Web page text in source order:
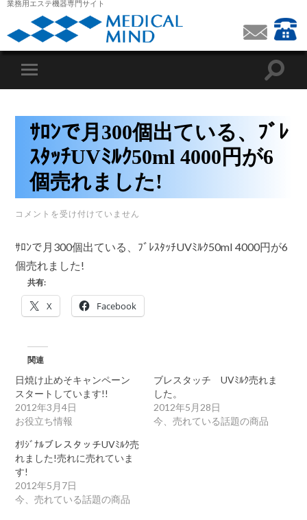
業務用エステ機器専門サイト
ｻﾛﾝで月300個出ている、ﾌﾞﾚ
ｽﾀｯﾁUVﾐﾙｸ50ml 4000円が6
個売れました!
ｻ
で
月
300
て
ｯ
ﾁ
UV
ﾐ
ﾙ
ｸ
4000
円
が
6
個
売
コメントを受け付けていません
ｻﾛﾝで月300個出ている、ﾌﾞﾚｽﾀｯﾁUVﾐﾙｸ50ml 4000円が6
個売れました!
共有:
X Facebook
関連
日焼け止めそキャンペーン
スタートしています!!
2012年3月4日
お役立ち情報
ブレスタッチ UVﾐﾙｸ売れま
した。
2012年5月28日
今、売れている話題の商品
ｵﾘｼﾞﾅﾙブレスタッチUVﾐﾙｸ売
れました!売れに売れていま
す!
2012年5月7日
今、売れている話題の商品